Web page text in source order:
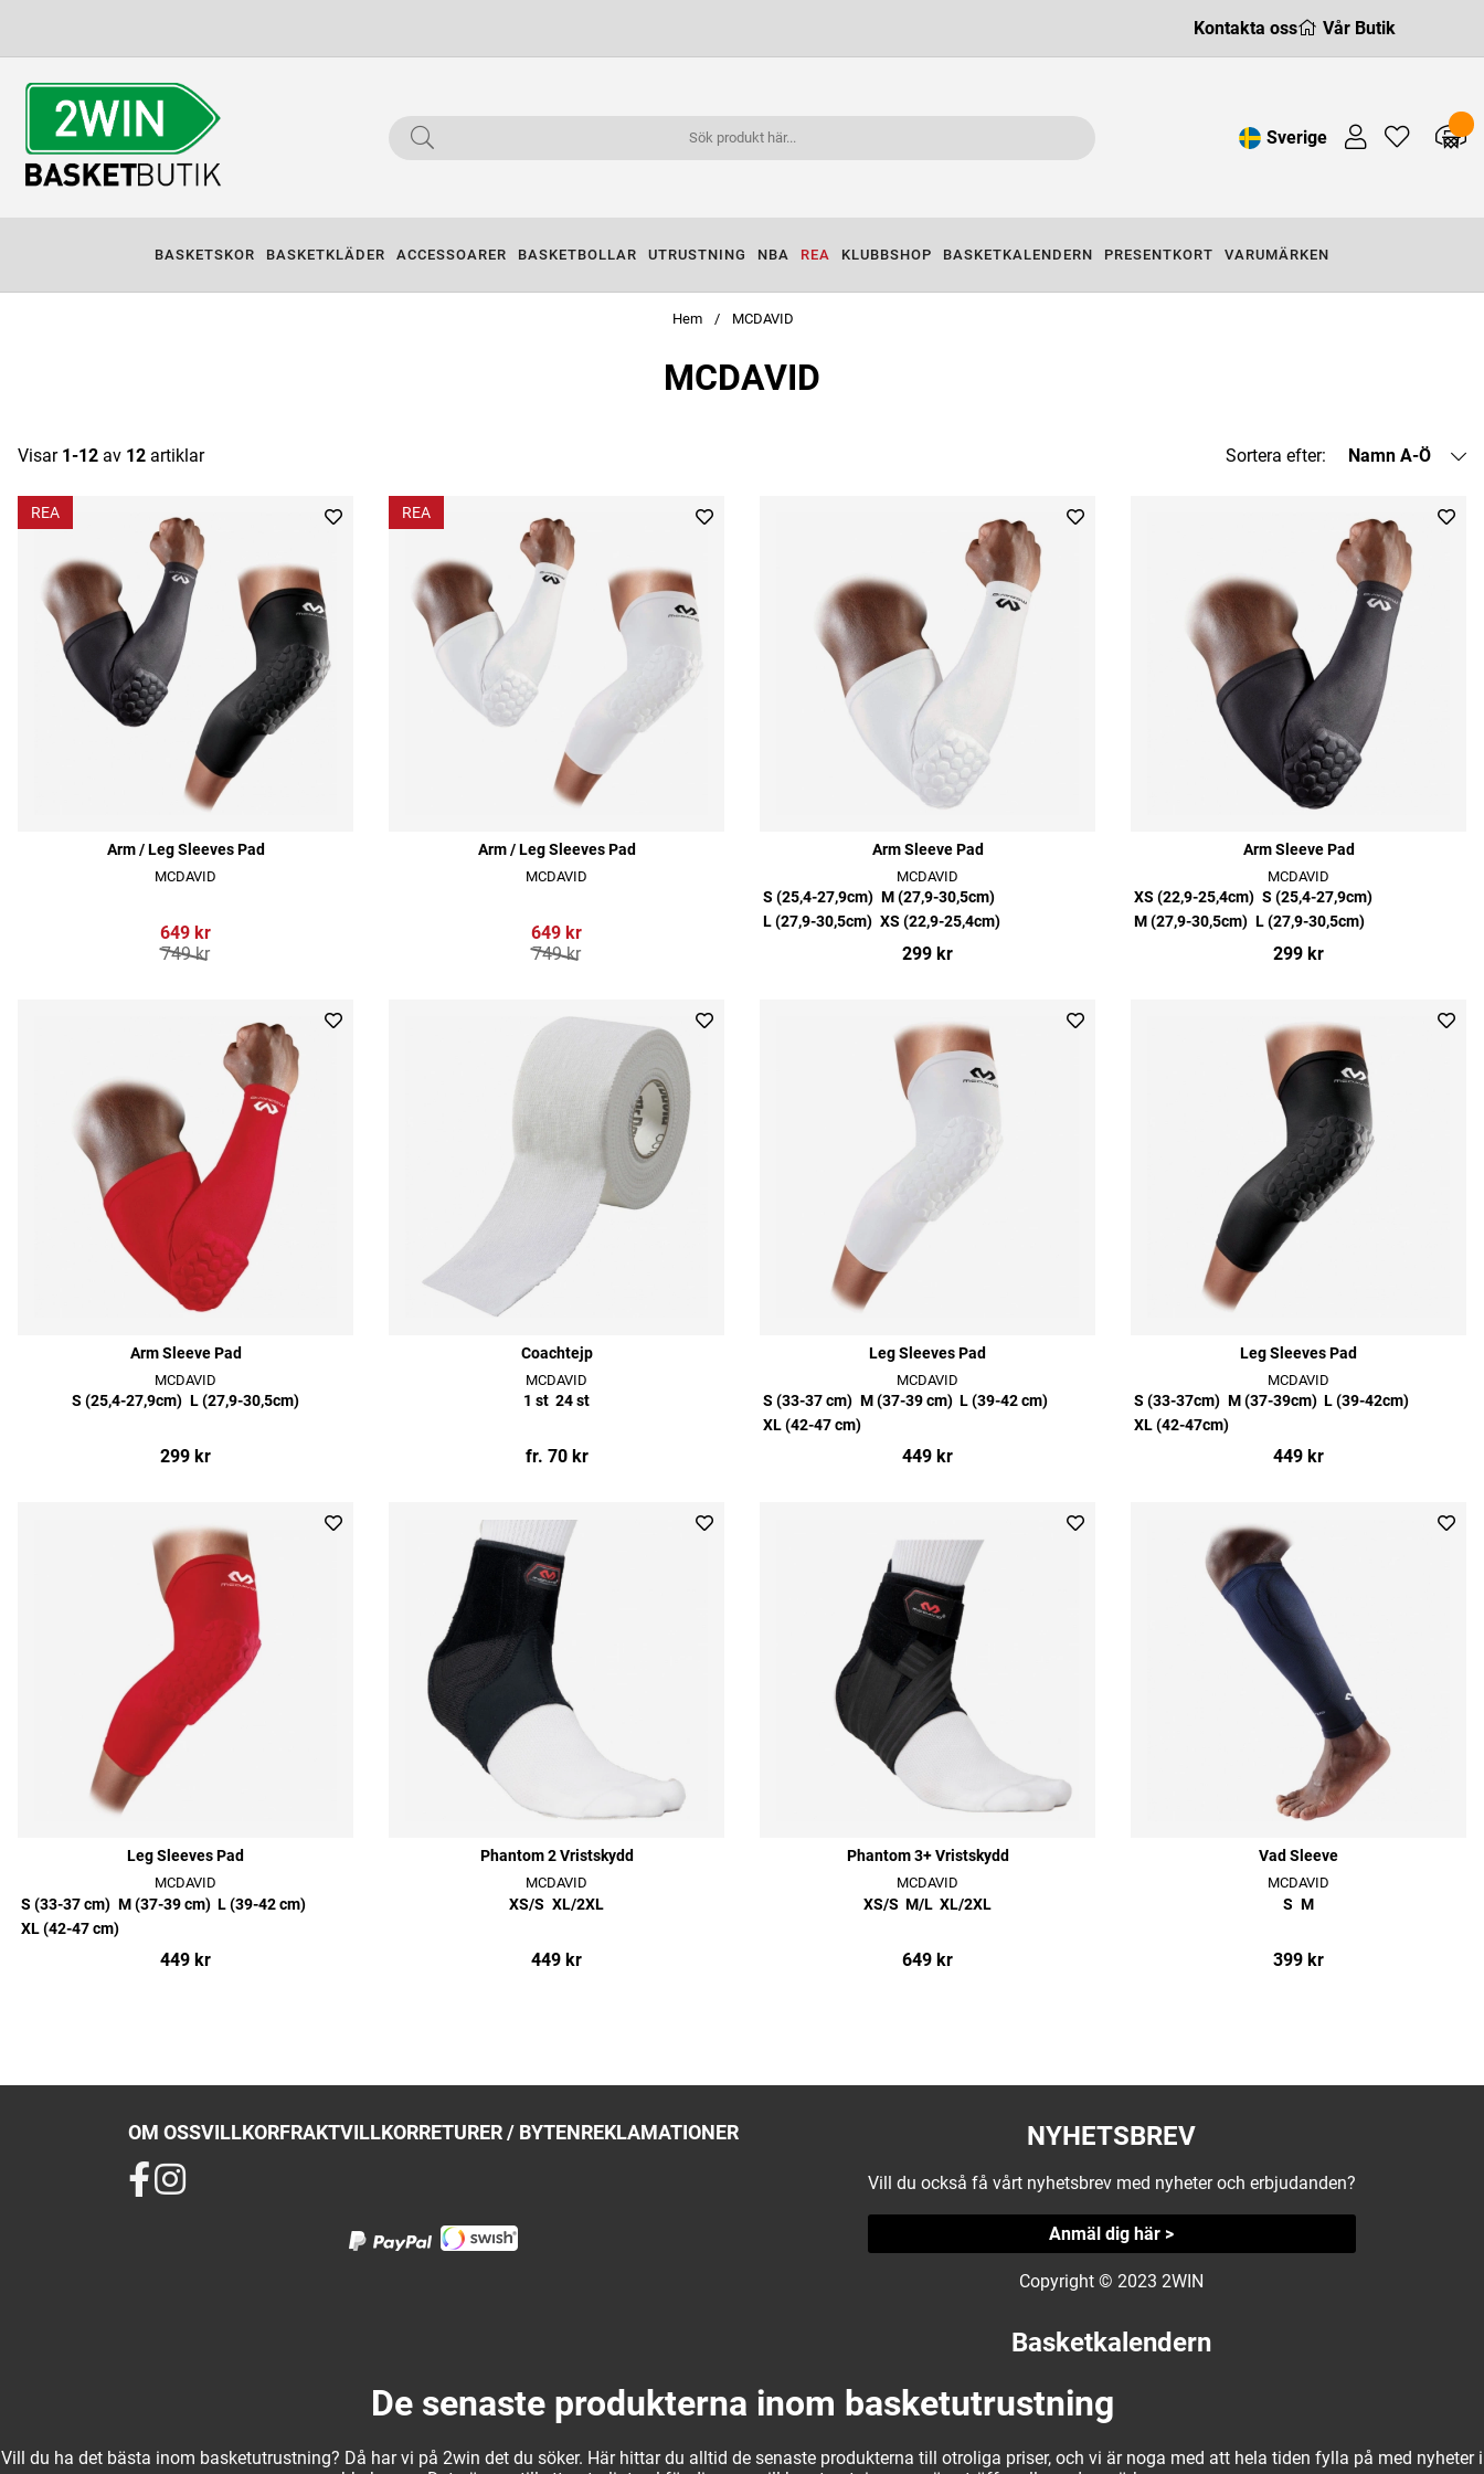
Kontakta oss Vår Butik
Sverige
BASKETSKOR BASKETKLÄDER ACCESSOARER BASKETBOLLAR UTRUSTNING NBA REA KLUBBSHOP BASKETKALENDERN PRESENTKORT VARUMÄRKEN
Hem MCDAVID
MCDAVID
Visar 1-12 av 12 artiklar Sortera efter: Namn A-Ö
REA
Arm / Leg Sleeves Pad
MCDAVID
649 kr
749 kr
REA
Arm / Leg Sleeves Pad
MCDAVID
649 kr
749 kr
Arm Sleeve Pad
MCDAVID
S (25,4-27,9cm) M (27,9-30,5cm)
L (27,9-30,5cm) XS (22,9-25,4cm)
299 kr
Arm Sleeve Pad
MCDAVID
XS (22,9-25,4cm) S (25,4-27,9cm)
M (27,9-30,5cm) L (27,9-30,5cm)
299 kr
Arm Sleeve Pad
MCDAVID
S (25,4-27,9cm) L (27,9-30,5cm)
299 kr
Coachtejp
MCDAVID
1 st 24 st
fr. 70 kr
Leg Sleeves Pad
MCDAVID
S (33-37 cm) M (37-39 cm) L (39-42 cm)
XL (42-47 cm)
449 kr
Leg Sleeves Pad
MCDAVID
S (33-37cm) M (37-39cm) L (39-42cm)
XL (42-47cm)
449 kr
Leg Sleeves Pad
MCDAVID
S (33-37 cm) M (37-39 cm) L (39-42 cm)
XL (42-47 cm)
449 kr
Phantom 2 Vristskydd
MCDAVID
XS/S XL/2XL
449 kr
Phantom 3+ Vristskydd
MCDAVID
XS/S M/L XL/2XL
649 kr
Vad Sleeve
MCDAVID
S M
399 kr
OM OSSVILLKORFRAKTVILLKORRETURER / BYTENREKLAMATIONER NYHETSBREV
Vill du också få vårt nyhetsbrev med nyheter och erbjudanden?
Anmäl dig här >
Copyright © 2023 2WIN
Basketkalendern
De senaste produkterna inom basketutrustning
Vill du ha det bästa inom basketutrustning? Då har vi på 2win det du söker. Här hittar du alltid de senaste produkterna till otroliga priser, och vi är noga med att hela tiden fylla på med nyheter i